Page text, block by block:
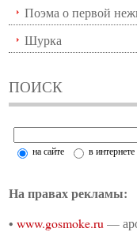
Поэма о первой
Шурка
ПОИСК
на сайте в интернете
На правах рекламы:
•www.gosmoke.ru —